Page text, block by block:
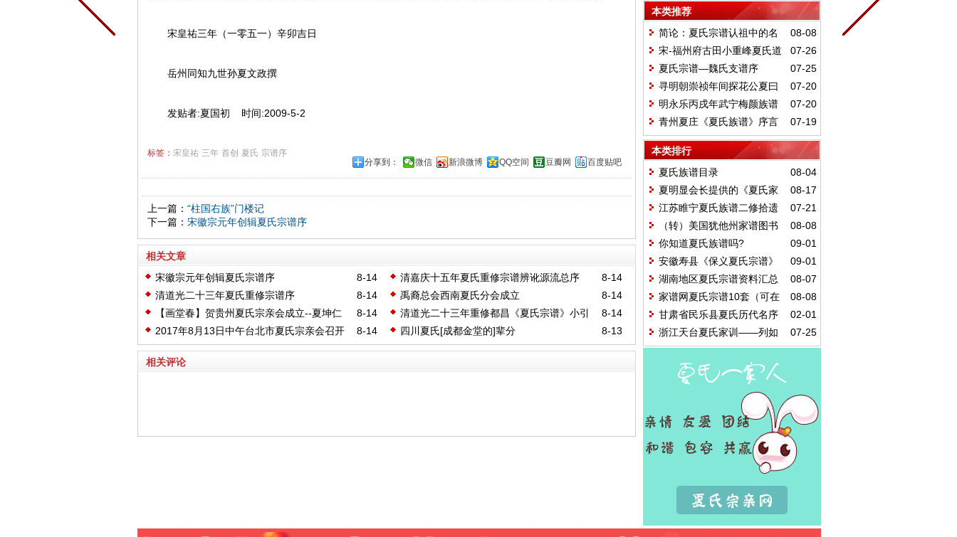
宋皇祐三年（一零五一）辛卯吉日
岳州同知九世孙夏文政撰
发贴者:夏国初 时间:2009-5-2
标签： 宋皇祐 三年 首创 夏氏 宗谱序
分享到：
微信 新浪微博 QQ空间 豆瓣网 百度贴吧
上一篇： “柱国右族”门楼记
下一篇： 宋徽宗元年创辑夏氏宗谱序
相关文章
8-14
宋徽宗元年创辑夏氏宗谱序 8-14
清嘉庆十五年夏氏重修宗谱辨讹源流总序
8-14
清道光二十三年夏氏重修宗谱序 8-14
禹裔总会西南夏氏分会成立
8-14
【画堂春】贺贵州夏氏宗亲会成立--夏坤仁 8-14
清道光二十三年重修都昌《夏氏宗谱》小引
8-14
2017年8月13日中午台北市夏氏宗亲会召开
理事、监事会
8-13
四川夏氏[成都金堂的]辈分
相关评论
本类推荐
08-08
简论：夏氏宗谱认祖中的名
人情结
07-26
宋-福州府古田小重峰夏氏道
光简谱
07-25
夏氏宗谱—魏氏支谱序
07-20
寻明朝崇祯年间探花公夏曰
湖后裔与本族宗谱
07-20
明永乐丙戌年武宁梅颜族谱
旧序今译
07-19
青州夏庄《夏氏族谱》序言
本类排行
08-04
夏氏族谱目录
08-17
夏明显会长提供的《夏氏家
谱总目》
07-21
江苏睢宁夏氏族谱二修拾遗
08-08
（转）美国犹他州家谱图书
馆中国,族谱收藏,1239-2013
09-01
你知道夏氏族谱吗?
09-01
安徽寿县《保义夏氏宗谱》
跋
08-07
湖南地区夏氏宗谱资料汇总
（湖南、上海图书馆资料）
08-08
家谱网夏氏宗谱10套（可在
线浏览）
02-01
甘肃省民乐县夏氏历代名序
07-25
浙江天台夏氏家训——列如
非物质文化侯选名单